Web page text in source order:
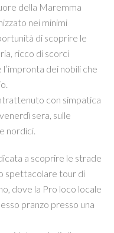
della Maremma
nei minimi
di scoprire le
ricco di scorci
dei nobili che
con simpatica
sera, sulle
nordici.
a scoprire le strade
spettacolare tour di
dove la Pro loco locale
pranzo presso una